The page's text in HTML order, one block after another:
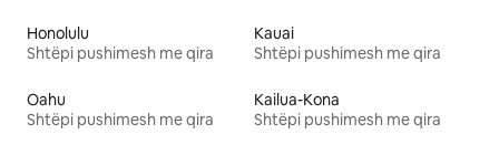
Honolulu
Shtëpi pushimesh me qira
Kauai
Shtëpi pushimesh me qira
Oahu
Shtëpi pushimesh me qira
Kailua-Kona
Shtëpi pushimesh me qira